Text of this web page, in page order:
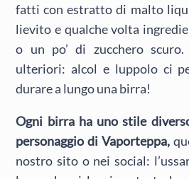
fatti con estratto di malto
lievito e qualche volta
o un po’ di zucchero
ulteriori: alcol e luppolo ci
durare a lungo una birra!
Ogni birra ha uno stile
personaggio di Vaporteppa,
nostro sito o nei social: